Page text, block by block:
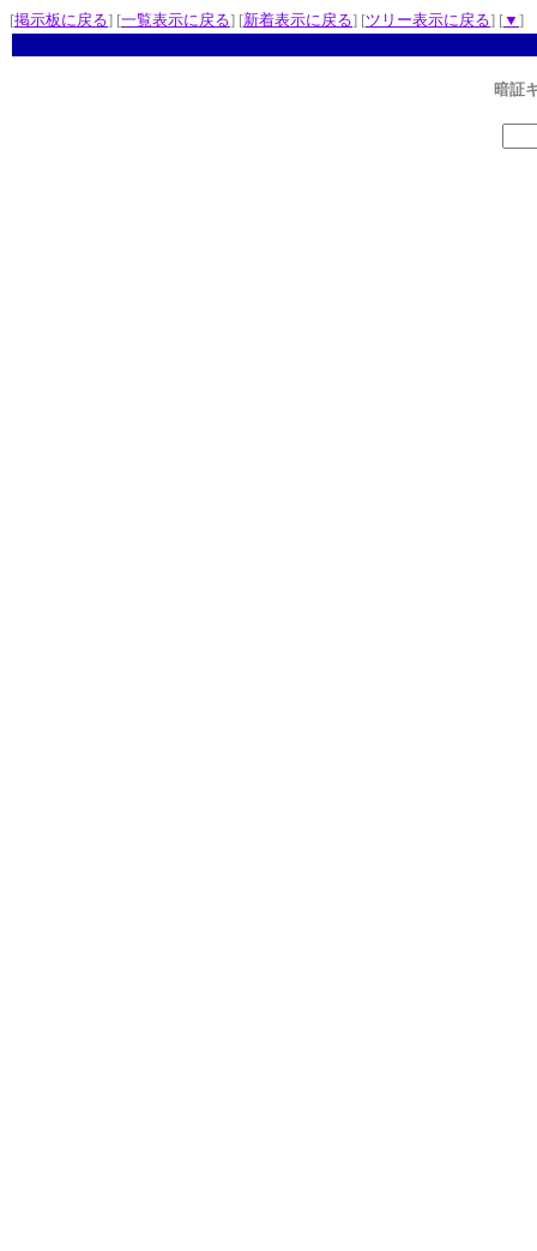
[掲示板に戻る] [一覧表示に戻る] [新着表示に戻る] [ツリー表示に戻る] [▼ ]
暗証